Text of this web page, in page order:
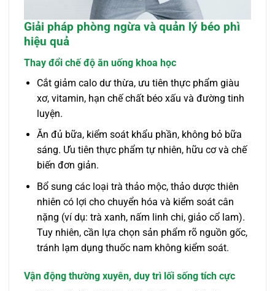
Giải pháp phòng ngừa và quản lý béo phì
hiệu quả
Thay đổi chế độ ăn uống khoa học
Cắt giảm calo dư thừa, ưu tiên thực phẩm giàu
xơ, vitamin, hạn chế chất béo xấu và đường tinh
luyện.
Ăn đủ bữa, kiểm soát khẩu phần, không bỏ bữa
sáng. Ưu tiên thực phẩm tự nhiên, hữu cơ và chế
biến đơn giản.
Bổ sung các loại trà thảo mộc, thảo dược thiên
nhiên có lợi cho chuyển hóa và kiểm soát cân
nặng (ví dụ: trà xanh, nấm linh chi, giảo cổ lam).
Tuy nhiên, cần lựa chọn sản phẩm rõ nguồn gốc,
tránh lạm dụng thuốc nam không kiểm soát.
Vận động thường xuyên, duy trì lối sống tích cực